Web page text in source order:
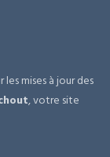
mises à jour des
, votre site